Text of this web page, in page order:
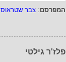
המפרסם: צבר שטראוס
פלז'ר גילטי